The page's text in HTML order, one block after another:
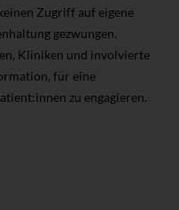
Zugriff auf eigene
gezwungen.
Kliniken und involvierte
für eine
zu engagieren.